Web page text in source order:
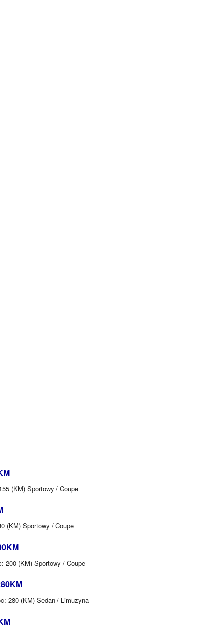
(KM) Sportowy / Coupe
(KM) Sportowy / Coupe
200 (KM) Sportowy / Coupe
280 (KM) Sedan / Limuzyna